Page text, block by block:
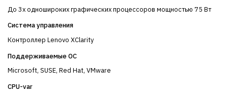
До 3х одношироких графических процессоров мощностью 75 Вт
Система управления
Контроллер Lenovo XClarity
Поддерживаемые ОС
Microsoft, SUSE, Red Hat, VMware
CPU-var